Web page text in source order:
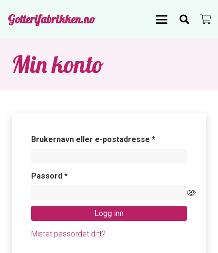
Gotterifabrikken.no
Min konto
Brukernavn eller e-postadresse *Påkrevd
Passord *Påkrevd
Logg inn
Mistet passordet ditt?